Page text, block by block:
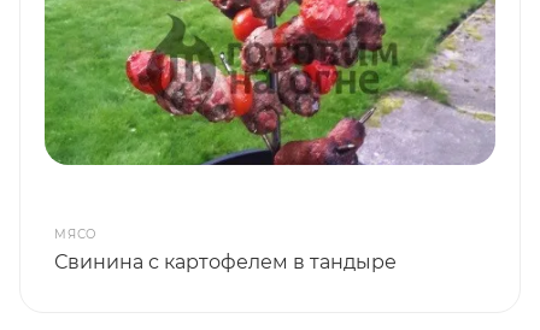
МЯСО
Свинина с картофелем в тандыре